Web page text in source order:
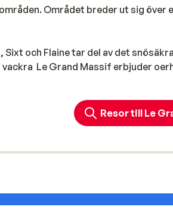
Området breder ut sig över
och Flaine tar del av det
Le Grand Massif erbjuder
kan ta sig an de många
tre stora snöparker som är de
och boardercross (varav en för
att preparera. Det finns även
är Cascade, en vacker pist som är
Resor till Le